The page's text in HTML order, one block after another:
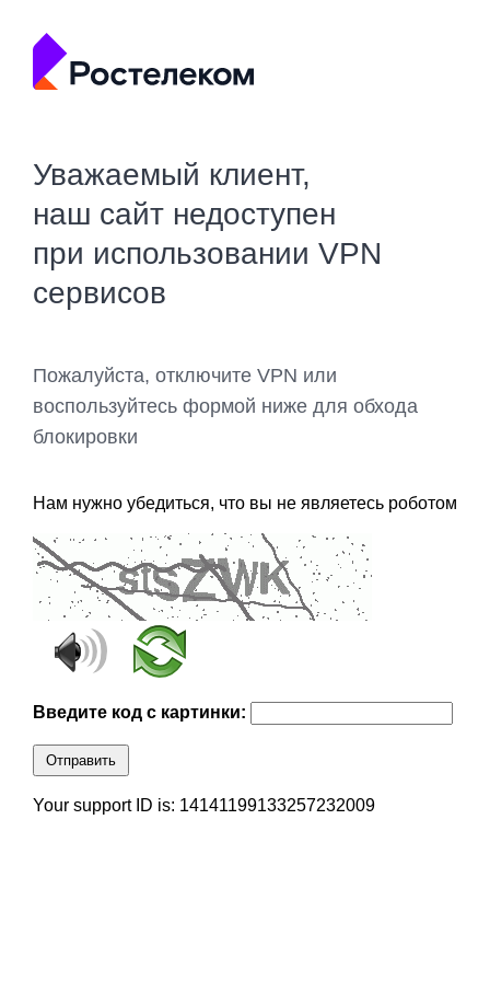
Уважаемый клиент,
наш сайт недоступен
при использовании VPN
сервисов
Пожалуйста, отключите VPN или
воспользуйтесь формой ниже для обхода
блокировки
Нам нужно убедиться, что вы не являетесь роботом
Введите код с картинки:
Отправить
Your support ID is: 14141199133257232009